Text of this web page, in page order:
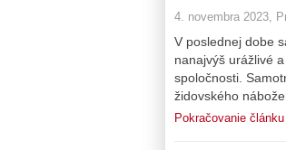
4. novembra 2023,
V poslednej dobe
nanajvýš urážlivé
spoločnosti.
židovského
Pokračovanie článku